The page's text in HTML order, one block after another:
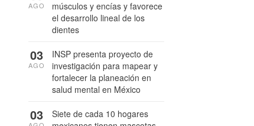
músculos y encías y favorece
el desarrollo lineal de los
dientes
AGO
INSP presenta proyecto de
investigación para mapear y
fortalecer la planeación en
salud mental en México
03
AGO
Siete de cada 10 hogares
03